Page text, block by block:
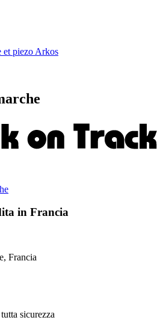
et piezo Arkos
in Francia
Francia
sicurezza